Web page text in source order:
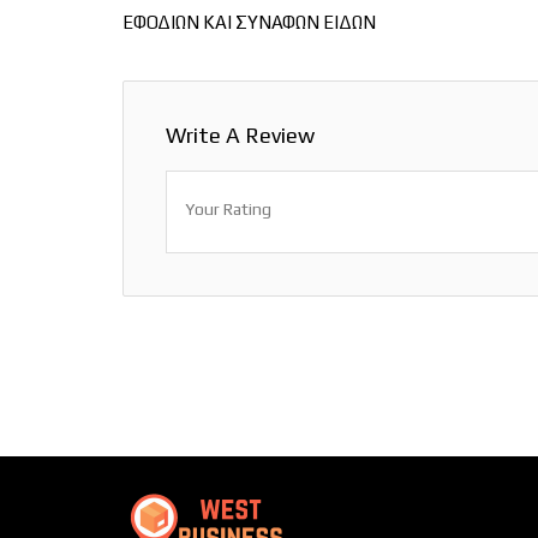
ΕΦΟΔΙΩΝ ΚΑΙ ΣΥΝΑΦΩΝ ΕΙΔΩΝ
Write A Review
Your Rating